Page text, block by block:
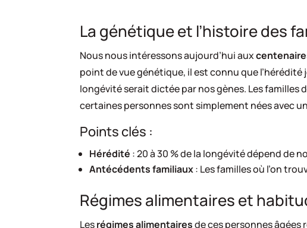
La génétique et l’histoire des
Nous nous intéressons aujourd’hui aux
point de vue génétique, il est connu que
longévité serait dictée par nos gènes. Les
certaines personnes sont simplement nées avec
Points clés :
Hérédité : 20 à 30 % de la longévité dépend de
Antécédents familiaux: Les familles où l’on
Régimes alimentaires et
Lesrégimes alimentairesde ces personnes